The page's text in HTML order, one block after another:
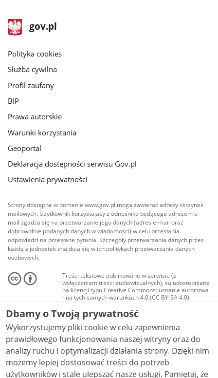
stopka
gov.pl
Strona
gov.pl
gov.pl
Polityka cookies
Służba cywilna
Profil zaufany
BIP
Prawa autorskie
Warunki korzystania
Geoportal
Deklaracja dostępności serwisu Gov.pl
Ustawienia prywatności
Strony dostępne w domenie www.gov.pl mogą zawierać adresy skrzynek
mailowych. Użytkownik korzystający z odnośnika będącego adresem e-
mail zgadza się na przetwarzanie jego danych (adres e-mail oraz
dobrowolnie podanych danych w wiadomości) w celu przesłania
odpowiedzi na przesłane pytania. Szczegóły przetwarzania danych przez
każdą z jednostek znajdują się w ich politykach przetwarzania danych
osobowych.
Treści tekstowe publikowane w serwisie (z
wyłączeniem treści audiowizualnych), są udostępniane
na licencji typu Creative Commons: uznanie autorstwa
- na tych samych warunkach 4.0 (CC BY-SA 4.0).
Materiały audiowizualne, w tym zdjęcia, materiały
audio i wideo, są udostępniane na licencji typu
Creative Commons: uznanie autorstwa użycie
niekomercyjne - bez utworów zależnych 4.0 (CC BY-
NC-ND 4.0), o ile nie jest to stwierdzone inaczej.
Dbamy o Twoją prywatność
Wykorzystujemy pliki cookie w celu zapewnienia
prawidłowego funkcjonowania naszej witryny oraz do
analizy ruchu i optymalizacji działania strony. Dzięki nim
możemy lepiej dostosować treści do potrzeb
użytkowników i stale ulepszać nasze usługi. Pamiętaj, że